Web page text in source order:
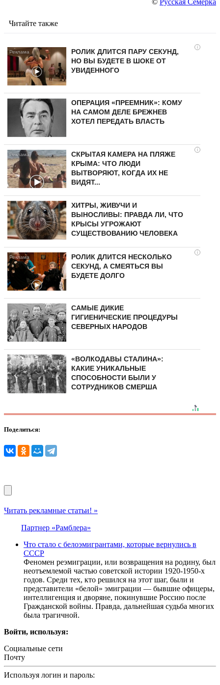
© Русская Семерка
Читайте также
i
РОЛИК ДЛИТСЯ ПАРУ СЕКУНД,
НО ВЫ БУДЕТЕ В ШОКЕ ОТ
УВИДЕННОГО
ОПЕРАЦИЯ «ПРЕЕМНИК»: КОМУ
НА САМОМ ДЕЛЕ БРЕЖНЕВ
ХОТЕЛ ПЕРЕДАТЬ ВЛАСТЬ
i
СКРЫТАЯ КАМЕРА НА ПЛЯЖЕ
КРЫМА: ЧТО ЛЮДИ
ВЫТВОРЯЮТ, КОГДА ИХ НЕ
ВИДЯТ...
ХИТРЫ, ЖИВУЧИ И
ВЫНОСЛИВЫ: ПРАВДА ЛИ, ЧТО
КРЫСЫ УГРОЖАЮТ
СУЩЕСТВОВАНИЮ ЧЕЛОВЕКА
i
РОЛИК ДЛИТСЯ НЕСКОЛЬКО
СЕКУНД, А СМЕЯТЬСЯ ВЫ
БУДЕТЕ ДОЛГО
САМЫЕ ДИКИЕ
ГИГИЕНИЧЕСКИЕ ПРОЦЕДУРЫ
СЕВЕРНЫХ НАРОДОВ
«ВОЛКОДАВЫ СТАЛИНА»:
КАКИЕ УНИКАЛЬНЫЕ
СПОСОБНОСТИ БЫЛИ У
СОТРУДНИКОВ СМЕРША
Поделиться:
Читать рекламные статьи! »
Партнер «Рамблера»
Что стало с белоэмигрантами, которые вернулись в
СССР
Феномен реэмиграции, или возвращения на родину, был
неотъемлемой частью советской истории 1920-1950-х
годов. Среди тех, кто решился на этот шаг, были и
представители «белой» эмиграции — бывшие офицеры,
интеллигенция и дворяне, покинувшие Россию после
Гражданской войны. Правда, дальнейшая судьба многих
была трагичной.
Войти, используя:
Социальные сети
Почту
Используя логин и пароль: